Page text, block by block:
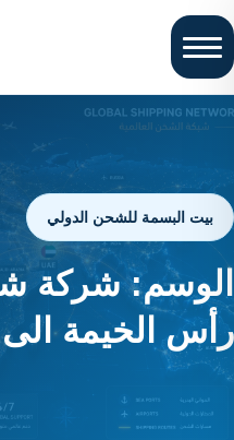
بيت البسمة للشحن الدولي
الوسم:شركة
رأس الخيمة الى